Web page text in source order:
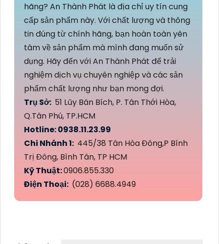
hãng? An Thành Phát là địa chỉ uy tín cung
cấp sản phẩm này. Với chất lượng và thông
tin đúng từ chính hãng, bạn hoàn toàn yên
tâm về sản phẩm mà mình đang muốn sử
dụng. Hãy đến với An Thành Phát để trải
nghiệm dịch vụ chuyên nghiệp và các sản
phẩm chất lượng như bạn mong đợi.
Trụ Sở: 51 Lũy Bán Bích, P. Tân Thới Hòa,
Q.Tân Phú, TP.HCM
Hotline: 0938.11.23.99
Chi Nhánh 1: 445/38 Tân Hòa Đông,P Bình
Trị Đông, Bình Tân, TP HCM
Kỹ Thuật:0906.855.330
Điện Thoại: (028) 6688.4949